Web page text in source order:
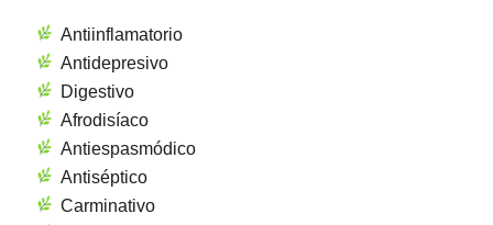
Antiinflamatorio
Antidepresivo
Digestivo
Afrodisíaco
Antiespasmódico
Antiséptico
Carminativo